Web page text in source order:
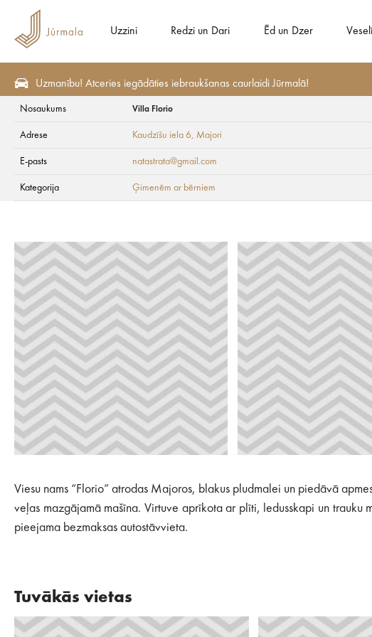
Uzzini Redzi un Dari Ēd un Dzer
Uzmanību! Atceries iegādāties iebraukšanas caurlaidi Jūrmalā!
Villa Florio
Nosaukums Villa Florio
Adrese Kaudzīšu iela 6, Majori
E-pasts natastrata@gmail.com
Kategorija Ģimenēm ar bērniem
Viesu nams “Florio” atrodas Majoros, blakus pludmalei un piedāvā
veļas mazgājamā mašīna. Virtuve aprīkota ar plīti, ledusskapi un
pieejama bezmaksas autostāvvieta.
Tuvākās vietas